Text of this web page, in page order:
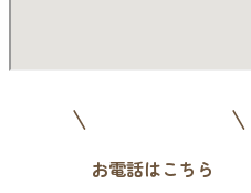
お電話はこちら